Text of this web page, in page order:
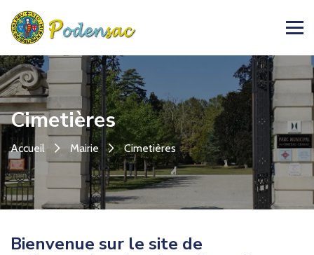
Cimetières
Accueil Mairie Cimetières
Bienvenue sur le site de